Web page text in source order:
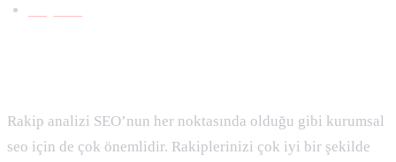
Rakip analizi SEO’nun her noktasında olduğu gibi kurumsal
seo için de çok önemlidir. Rakiplerinizi çok iyi bir şekilde